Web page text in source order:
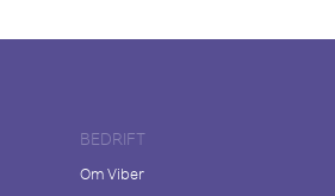
BEDRIFT
Om Viber